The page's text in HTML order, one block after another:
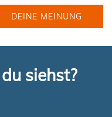
DEINE MEINUNG
siehst?